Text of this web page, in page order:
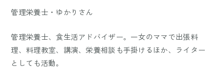
管理栄養士・ゆかりさん
管理栄養士、食生活アドバイザー。一女のママで出張料
理、料理教室、講演、栄養相談も手掛けるほか、ライター
としても活動。